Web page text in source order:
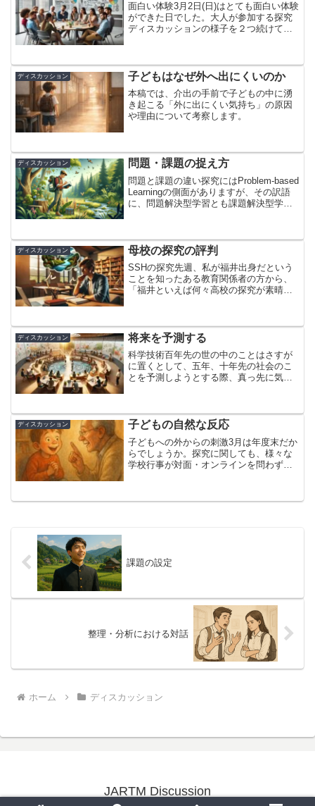
面白い体験3月2日(日)はとても面白い体験
ができた日でした。大人が参加する探究
ディスカッションの様子を２つ続けて見
らです。一つ目は教師職の複数グループ
が中心となって進め...
ディスカッション 子どもはなぜ外へ出にくいのか
本稿では、介出の手前で子どもの中に湧
き起こる「外に出にくい気持ち」の原因
や理由について考察します。
ディスカッション 問題・課題の捉え方
問題と課題の違い探究にはProblem-based
Learningの側面がありますが、その訳語
に、問題解決型学習とも課題解決型学習
こ...
ディスカッション 母校の探究の評判
SSHの探究先週、私が福井出身だという
ことを知ったある教育関係者の方から、
「福井といえば何々高校の探究が素晴ら
も、全く別々のお二人の方から、連日に
わたって褒められました。...
ディスカッション 将来を予測する
科学技術百年先の世の中のことはさすが
に置くとして、五年、十年先の社会のこ
とを予測しようとする際、真っ先に気に
ら、この技術は何年後には実用化できそ
うだ、実用化されるとこん...
ディスカッション 子どもの自然な反応
子どもへの外からの刺激3月は年度末だか
らでしょうか。探究に関しても、様々な
学校行事が対面・オンラインを問わず実
課題の設定
整理・分析における対話
ホーム ディスカッション
JARTM Discussion